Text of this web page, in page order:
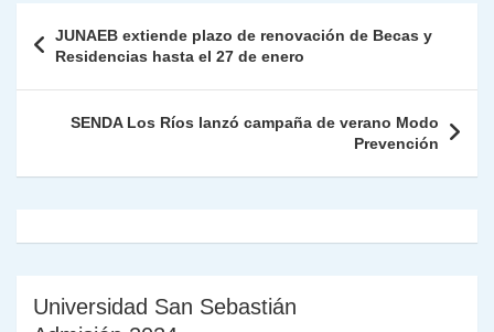
p
p
m o
o
k
n n
k
Fr
ie
n
dl
ar
tir
de
entradas
JUNAEB extiende plazo de renovación de Becas y
Residencias hasta el 27 de enero
SENDA Los Ríos lanzó campaña de verano Modo
Prevención
Universidad San Sebastián